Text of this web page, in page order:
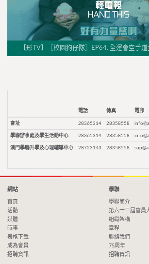
【形TV】〖校園狗仔隊〗EP64. 全運會空手
電話 傳真 電郵
會址 28365314 28358558
學聯辦事處及學生活動中心 28365314 28358558
澳門學聯升學及心理輔導中心 28723143 28358558
網站
首頁
活動
媒體
時事
表格下載
成為會員
招聘資訊
學聯
學聯簡介
第六十三屆會員
組織架構
章程
聯絡我們
75周年
招聘資訊